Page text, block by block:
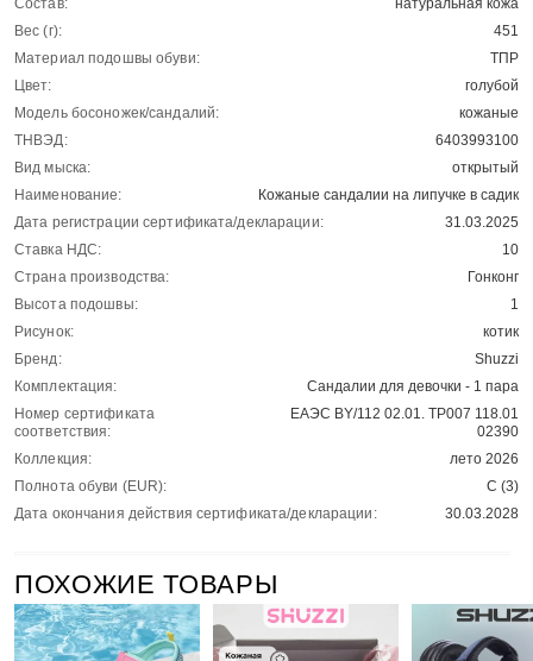
Состав:
натуральная кожа
Вес (г):
451
Материал подошвы обуви:
ТПР
Цвет:
голубой
Модель босоножек/сандалий:
кожаные
ТНВЭД:
6403993100
Вид мыска:
открытый
Наименование:
Кожаные сандалии на липучке в садик
Дата регистрации сертификата/декларации:
31.03.2025
Ставка НДС:
10
Страна производства:
Гонконг
Высота подошвы:
1
Рисунок:
котик
Бренд:
Shuzzi
Комплектация:
Сандалии для девочки - 1 пара
Номер сертификата
соответствия:
ЕАЭС BY/112 02.01. ТР007 118.01
02390
Коллекция:
лето 2026
Полнота обуви (EUR):
С (3)
Дата окончания действия сертификата/декларации:
30.03.2028
ПОХОЖИЕ ТОВАРЫ